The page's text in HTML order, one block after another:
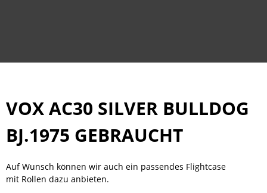
VOX AC30 SILVER BULLDOG
BJ.1975 GEBRAUCHT
Auf Wunsch können wir auch ein passendes Flightcase
mit Rollen dazu anbieten.